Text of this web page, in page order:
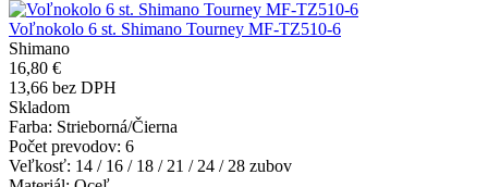
Voľnokolo 6 st. Shimano Tourney MF-TZ510-6
Shimano
16,80 €
13,66 bez DPH
Skladom
Farba: Strieborná/Čierna
Počet prevodov: 6
Veľkosť: 14 / 16 / 18 / 21 / 24 / 28 zubov